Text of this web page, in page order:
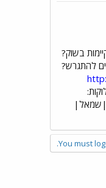
בשוק?
להתגרש?
You must